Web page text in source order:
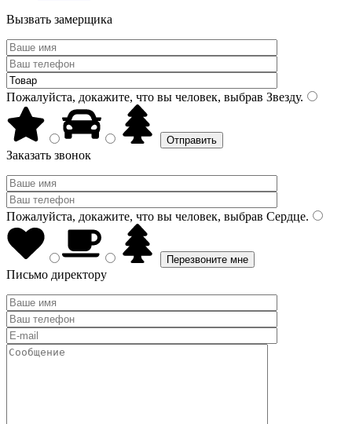
Вызвать замерщика
Пожалуйста, докажите, что вы человек, выбрав Звезду.
Заказать звонок
Пожалуйста, докажите, что вы человек, выбрав Сердце.
Письмо директору